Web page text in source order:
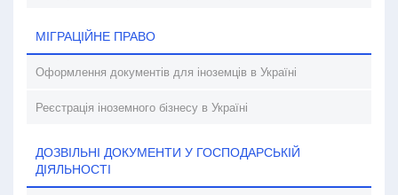
МІГРАЦІЙНЕ ПРАВО
Оформлення документів для іноземців в Україні
Реєстрація іноземного бізнесу в Україні
ДОЗВІЛЬНІ ДОКУМЕНТИ У ГОСПОДАРСЬКІЙ
ДІЯЛЬНОСТІ